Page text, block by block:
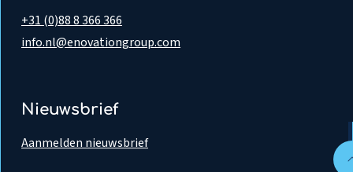
+31 (0)88 8 366 366
info.nl@enovationgroup.com
Nieuwsbrief
Aanmelden nieuwsbrief